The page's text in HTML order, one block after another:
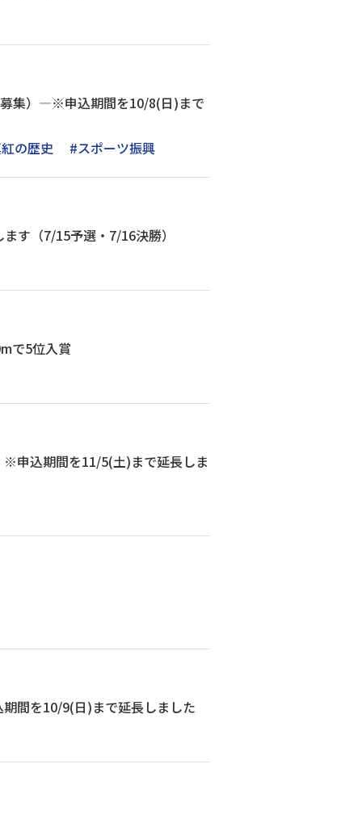
集）―※申込期間を10/8(日)まで
の歴史 #スポーツ振興
す（7/15予選・7/16決勝）
で5位入賞
※申込期間を11/5(土)まで延長しま
間を10/9(日)まで延長しました